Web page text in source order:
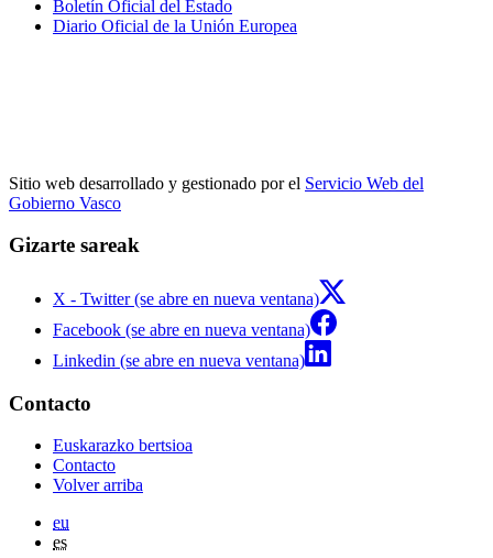
Boletín Oficial del Estado
Diario Oficial de la Unión Europea
Sitio web desarrollado y gestionado por el Servicio Web del
Gobierno Vasco
Gizarte sareak
X - Twitter (se abre en nueva ventana)
Facebook (se abre en nueva ventana)
Linkedin (se abre en nueva ventana)
Contacto
Euskarazko bertsioa
Contacto
Volver arriba
eu
es